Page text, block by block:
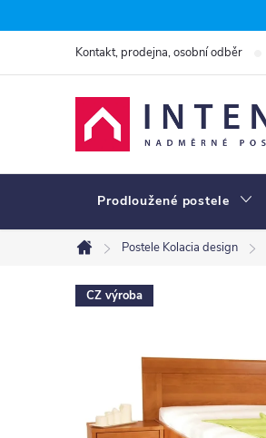
na
Kontakt, prodejna, osobní odběr
Prodloužené postele
Domů
Postele Kolacia design
CZ výroba